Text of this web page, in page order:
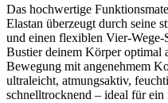
Das hochwertige
Elastan überzeugt durch seine
und einen flexiblen Vier-Wege-
Bustier deinem Körper optimal
Bewegung mit angenehmem
ultraleicht, atmungsaktiv,
schnelltrocknend – ideal für